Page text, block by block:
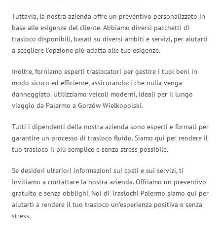
Tuttavia, la nostra azienda offre un preventivo personalizzato in
base alle esigenze del cliente. Abbiamo diversi pacchetti di
trasloco disponibili, basati su diversi ambiti e servizi, per aiutarti
a scegliere l’opzione più adatta alle tue esigenze.
Inoltre, forniamo esperti traslocatori per gestire i tuoi beni in
modo sicuro ed efficiente, assicurandoci che nulla venga
danneggiato. Utilizziamo veicoli moderni, ideali per il lungo
viaggio da Palermo a Gorzów Wielkopolski.
Tutti i dipendenti della nostra azienda sono esperti e formati per
garantire un processo di trasloco fluido. Siamo qui per rendere il
tuo trasloco il più semplice e senza stress possibile.
Se desideri ulteriori informazioni sui costi e sui servizi, ti
invitiamo a contattare la nostra azienda. Offriamo un preventivo
gratuito e senza obblighi. Noi di Traslochi Palermo siamo qui per
aiutarti a rendere il tuo trasloco un’esperienza positiva e senza
stress.